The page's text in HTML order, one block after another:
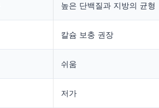
높은 단백질과 지방의 균형
칼슘 보충 권장
쉬움
저가